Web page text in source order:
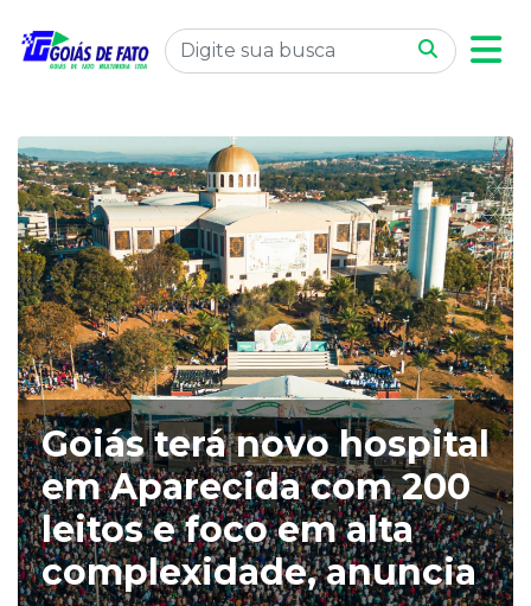
Goiás terá novo hospital
em Aparecida com 200
leitos e foco em alta
complexidade, anuncia